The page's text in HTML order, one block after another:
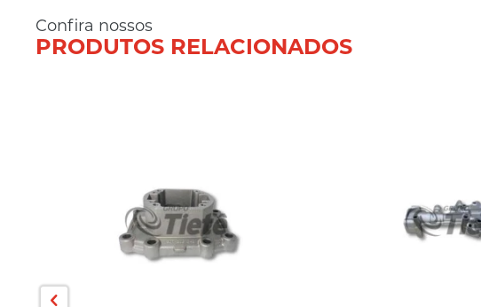
Confira nossos
PRODUTOS RELACIONADOS